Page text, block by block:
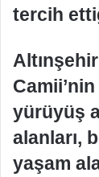
tercih
yürüyüş
alanları,
yaşam